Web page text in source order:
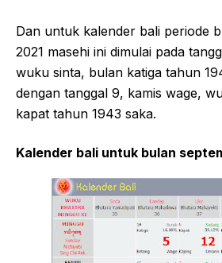
Dan untuk kalender bali periode
2021 masehi ini dimulai pada
wuku sinta, bulan katiga tahun
dengan tanggal 9, kamis wage,
kapat tahun 1943 saka.
Kalender bali untuk bulan